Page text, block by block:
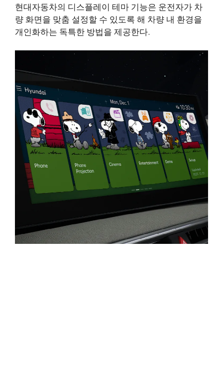
현대자동차의 디스플레이 테마 기능은 운전자가 차
량 화면을 맞춤 설정할 수 있도록 해 차량 내 환경을
개인화하는 독특한 방법을 제공한다.